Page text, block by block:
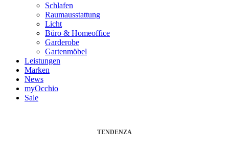
Schlafen
Raumausstattung
Licht
Büro & Homeoffice
Garderobe
Gartenmöbel
Leistungen
Marken
News
myOcchio
Sale
TENDENZA